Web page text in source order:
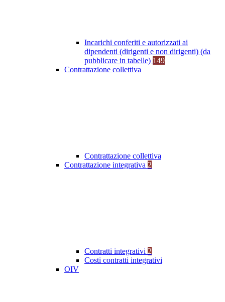
Incarichi conferiti e autorizzati ai
dipendenti (dirigenti e non dirigenti) (da
pubblicare in tabelle) 149
Contrattazione collettiva
Contrattazione collettiva
Contrattazione integrativa 2
Contratti integrativi 2
Costi contratti integrativi
OIV